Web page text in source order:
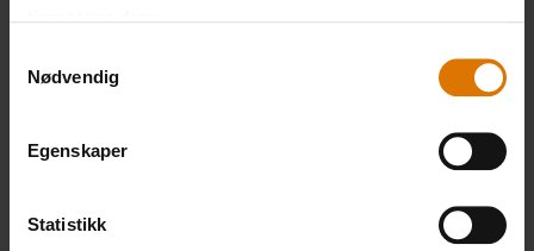
Nødvendig
Egenskaper
Statistikk